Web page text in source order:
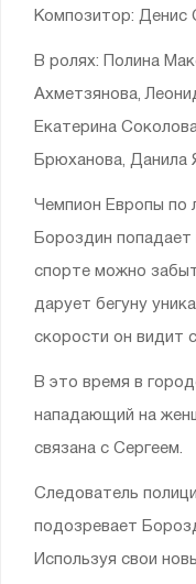
Композитор: Денис
В ролях: Полина
Ахметзянова,
Екатерина
Брюханова, Данила
Чемпион Европы по
Бороздин
спорте можно
дарует бегуну
скорости он видит
В это время в
нападающий на
связана с Сергеем.
Следователь
подозревает
Используя свои